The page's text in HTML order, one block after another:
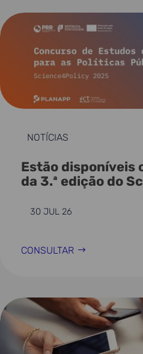
NOTÍCIAS
Estão disponíveis
da 3.ª edição do
30 JUL 26
CONSULTAR